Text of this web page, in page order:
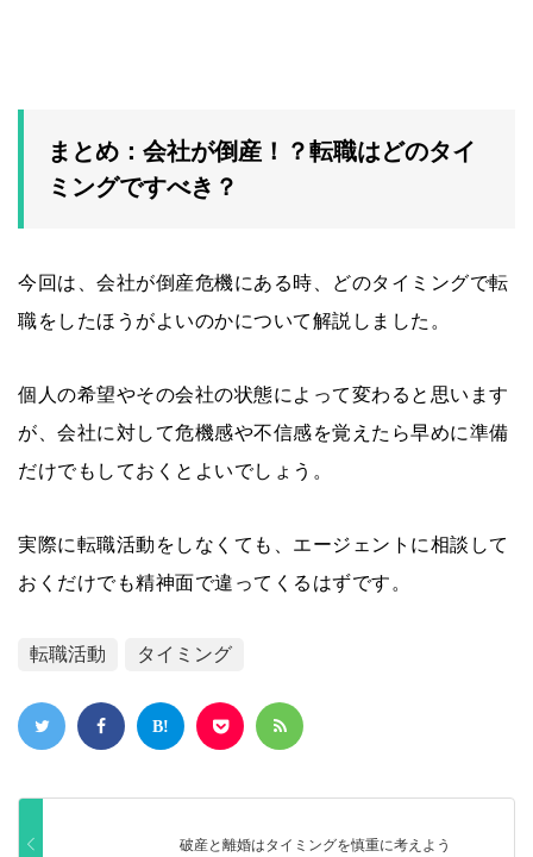
まとめ：会社が倒産！？転職はどのタイ
ミングですべき？
今回は、会社が倒産危機にある時、どのタイミングで転
職をしたほうがよいのかについて解説しました。
個人の希望やその会社の状態によって変わると思います
が、会社に対して危機感や不信感を覚えたら早めに準備
だけでもしておくとよいでしょう。
実際に転職活動をしなくても、エージェントに相談して
おくだけでも精神面で違ってくるはずです。
転職活動 タイミング
破産と離婚はタイミングを慎重に考えよう